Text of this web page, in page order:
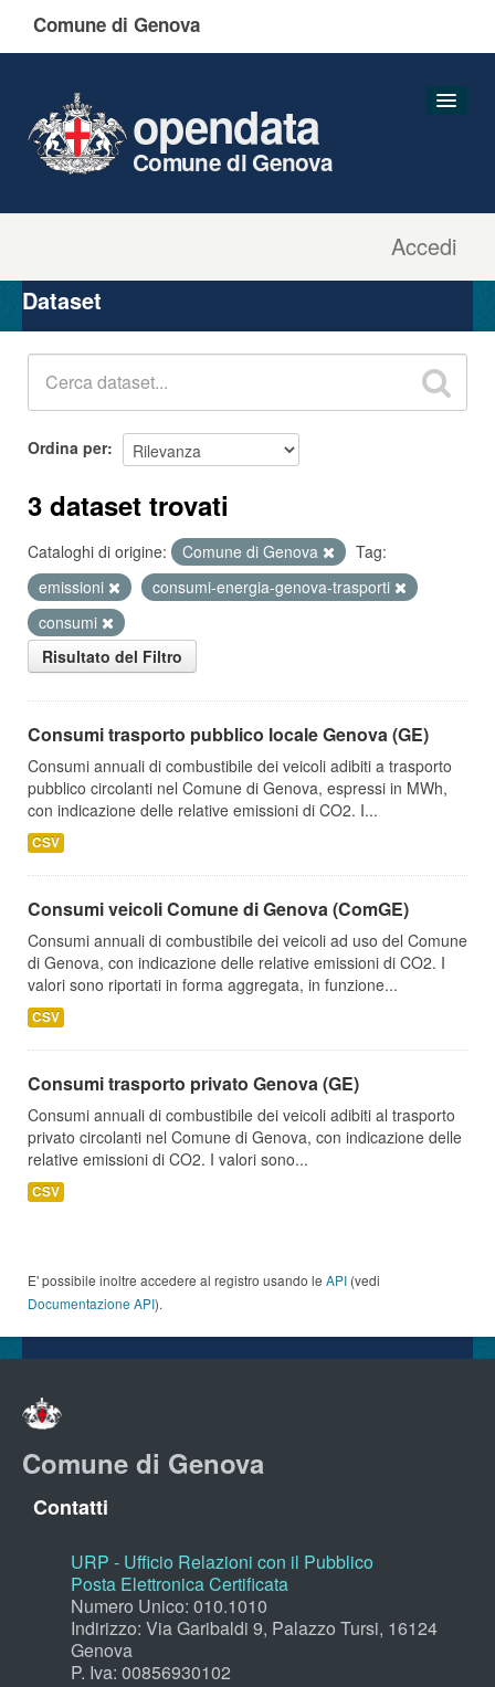
Comune di Genova
Accedi
opendata
Comune di Genova
Organizzazioni
Gruppi
Dataset
Ordina per
3 dataset trovati
Cataloghi di origine: Comune di Genova
Tag:
emissioni
consumi-energia-genova-trasporti
consumi
Risultato del Filtro
Consumi trasporto pubblico locale Genova (GE)
Consumi annuali di combustibile dei veicoli adibiti a trasporto
pubblico circolanti nel Comune di Genova, espressi in MWh,
con indicazione delle relative emissioni di CO2. I...
CSV
Consumi veicoli Comune di Genova (ComGE)
Consumi annuali di combustibile dei veicoli ad uso del Comune
di Genova, con indicazione delle relative emissioni di CO2. I
valori sono riportati in forma aggregata, in funzione...
CSV
Consumi trasporto privato Genova (GE)
Consumi annuali di combustibile dei veicoli adibiti al trasporto
privato circolanti nel Comune di Genova, con indicazione delle
relative emissioni di CO2. I valori sono...
CSV
E' possibile inoltre accedere al registro usando le API (vedi
Documentazione API).
Comune di Genova
Contatti
URP - Ufficio Relazioni con il Pubblico
Posta Elettronica Certificata
Numero Unico: 010.1010
Indirizzo: Via Garibaldi 9, Palazzo Tursi, 16124
Genova
P. Iva: 00856930102